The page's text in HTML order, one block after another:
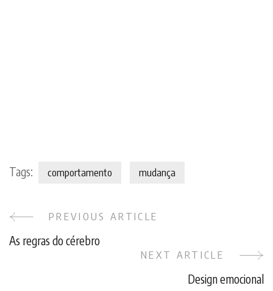
Tags: comportamento mudança
Post
Navigation
PREVIOUS ARTICLE
As regras do cérebro
NEXT ARTICLE
Design emocional